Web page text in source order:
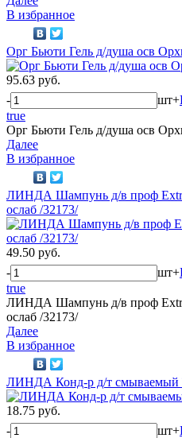
В избранное
Орг Бьюти Гель д/душа осв
95.63 руб.
-
шт+
true
Орг Бьюти Гель д/душа осв
Далее
В избранное
ЛИНДА Шампунь д/в проф
ослаб /32173/
49.50 руб.
-
шт+
true
ЛИНДА Шампунь д/в проф
ослаб /32173/
Далее
В избранное
ЛИНДА Конд-р д/т смываемый
18.75 руб.
-
шт+